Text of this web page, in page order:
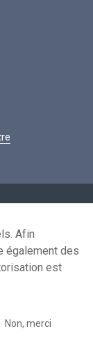
Afin
également des
est
Non, merci